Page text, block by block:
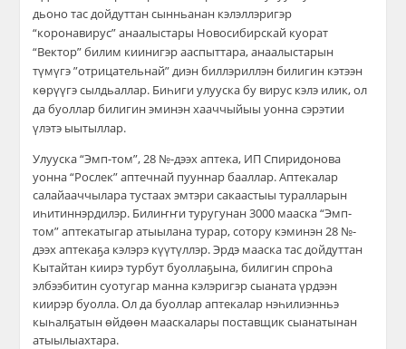
дьоно тас дойдуттан сынньанан кэлэллэригэр
“коронавирус” анаалыстары Новосибирскай куорат
“Вектор” билим киинигэр ааспыттара, анаалыстарын
түмүгэ ”отрицательнай” диэн биллэриллэн билигин кэтээн
көрүүгэ сылдьаллар. Биһиги улууска бу вирус кэлэ илик, ол
да буоллар билигин эминэн хааччыйыы уонна сэрэтии
үлэтэ ыытыллар.
Улууска “Эмп-том”, 28 №-дээх аптека, ИП Спиридонова
уонна “Рослек” аптечнай пууннар бааллар. Аптекалар
салайааччылара тустаах эмтэри сакаастыы туралларын
иһитиннэрдилэр. Билиҥҥи туругунан 3000 мааска “Эмп-
том” аптекатыгар атыылана турар, сотору кэминэн 28 №-
дээх аптекаҕа кэлэрэ күүтүллэр. Эрдэ мааска тас дойдуттан
Кытайтан киирэ турбут буоллаҕына, билигин спроһа
элбээбитин суотугар манна кэлэригэр сыаната үрдээн
киирэр буолла. Ол да буоллар аптекалар нэһилиэнньэ
кыһалҕатын өйдөөн мааскалары поставщик сыанатынан
атыылыахтара.